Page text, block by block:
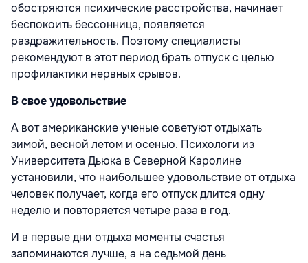
обостряются психические расстройства, начинает
беспокоить бессонница, появляется
раздражительность. Поэтому специалисты
рекомендуют в этот период брать отпуск с целью
профилактики нервных срывов.
В свое удовольствие
А вот американские ученые советуют отдыхать
зимой, весной летом и осенью. Психологи из
Университета Дьюка в Северной Каролине
установили, что наибольшее удовольствие от отдыха
человек получает, когда его отпуск длится одну
неделю и повторяется четыре раза в год.
И в первые дни отдыха моменты счастья
запоминаются лучше, а на седьмой день